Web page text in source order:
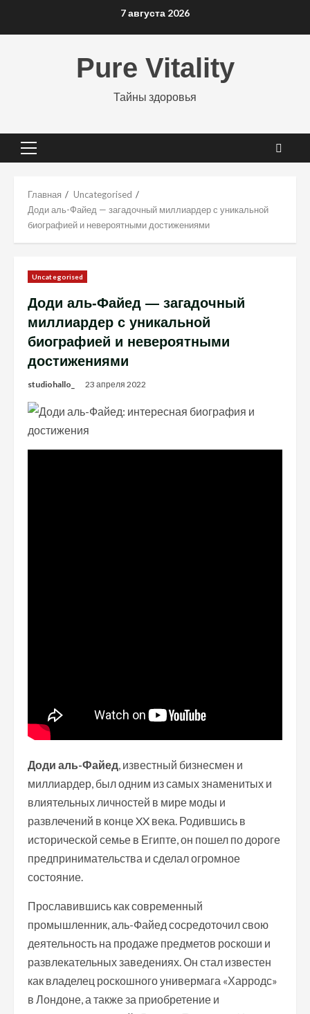
7 августа 2026
Pure Vitality
Тайны здоровья
Основное
Главная
Uncategorised
Доди аль-Файед — загадочный миллиардер с уникальной
биографией и невероятными достижениями
Uncategorised
Доди аль-Файед — загадочный
миллиардер с уникальной
биографией и невероятными
достижениями
studiohallo_ 23 апреля 2022
Доди аль-Файед, известный бизнесмен и
миллиардер, был одним из самых знаменитых и
влиятельных личностей в мире моды и
развлечений в конце XX века. Родившись в
исторической семье в Египте, он пошел по дороге
предпринимательства и сделал огромное
состояние.
Прославившись как современный
промышленник, аль-Файед сосредоточил свою
деятельность на продаже предметов роскоши и
развлекательных заведениях. Он стал известен
как владелец роскошного универмага «Харродс»
в Лондоне, а также за приобретение и